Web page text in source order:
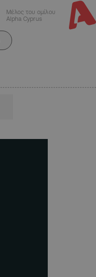
Μέλος του ομίλου
Alpha Cyprus